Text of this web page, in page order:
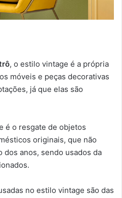
, o estilo vintage é a própria
móveis e peças decorativas
já que elas são
é o resgate de objetos
originais, que não
anos, sendo usados da
no estilo vintage são das